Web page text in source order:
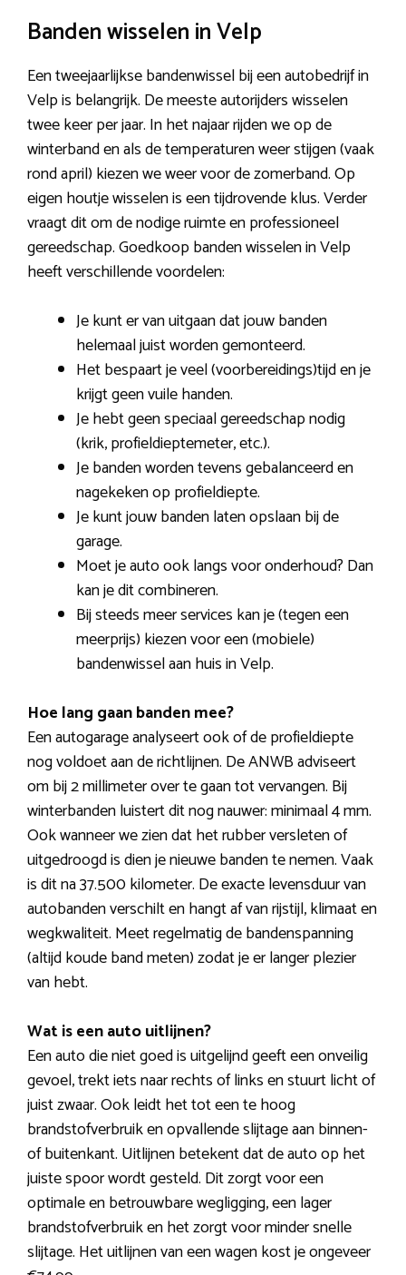
Banden wisselen in Velp
Een tweejaarlijkse bandenwissel bij een autobedrijf in
Velp is belangrijk. De meeste autorijders wisselen
twee keer per jaar. In het najaar rijden we op de
winterband en als de temperaturen weer stijgen (vaak
rond april) kiezen we weer voor de zomerband. Op
eigen houtje wisselen is een tijdrovende klus. Verder
vraagt dit om de nodige ruimte en professioneel
gereedschap. Goedkoop banden wisselen in Velp
heeft verschillende voordelen:
Je kunt er van uitgaan dat jouw banden
helemaal juist worden gemonteerd.
Het bespaart je veel (voorbereidings)tijd en je
krijgt geen vuile handen.
Je hebt geen speciaal gereedschap nodig
(krik, profieldieptemeter, etc.).
Je banden worden tevens gebalanceerd en
nagekeken op profieldiepte.
Je kunt jouw banden laten opslaan bij de
garage.
Moet je auto ook langs voor onderhoud? Dan
kan je dit combineren.
Bij steeds meer services kan je (tegen een
meerprijs) kiezen voor een (mobiele)
bandenwissel aan huis in Velp.
Hoe lang gaan banden mee?
Een autogarage analyseert ook of de profieldiepte
nog voldoet aan de richtlijnen. De ANWB adviseert
om bij 2 millimeter over te gaan tot vervangen. Bij
winterbanden luistert dit nog nauwer: minimaal 4 mm.
Ook wanneer we zien dat het rubber versleten of
uitgedroogd is dien je nieuwe banden te nemen. Vaak
is dit na 37.500 kilometer. De exacte levensduur van
autobanden verschilt en hangt af van rijstijl, klimaat en
wegkwaliteit. Meet regelmatig de bandenspanning
(altijd koude band meten) zodat je er langer plezier
van hebt.
Wat is een auto uitlijnen?
Een auto die niet goed is uitgelijnd geeft een onveilig
gevoel, trekt iets naar rechts of links en stuurt licht of
juist zwaar. Ook leidt het tot een te hoog
brandstofverbruik en opvallende slijtage aan binnen-
of buitenkant. Uitlijnen betekent dat de auto op het
juiste spoor wordt gesteld. Dit zorgt voor een
optimale en betrouwbare wegligging, een lager
brandstofverbruik en het zorgt voor minder snelle
slijtage. Het uitlijnen van een wagen kost je ongeveer